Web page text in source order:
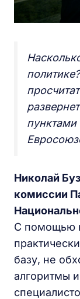
Николай
комиссии
С помощью
базу, не
алгоритмы и